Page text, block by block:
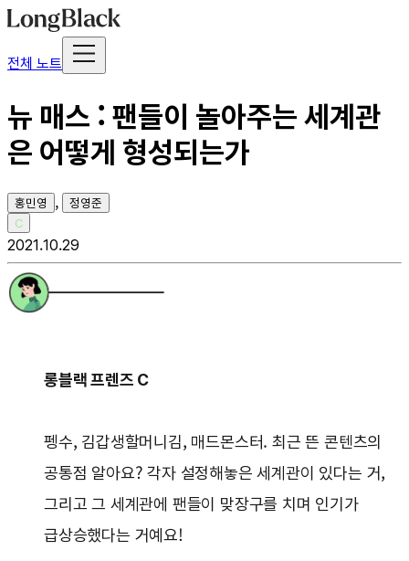
전체 노트
뉴 매스 : 팬들이 놀아주는 세계관
은 어떻게 형성되는가
홍민영 ,
정영준
C
2021.10.29
롱블랙 프렌즈 C
펭수, 김갑생할머니김, 매드몬스터. 최근 뜬 콘텐츠의
공통점 알아요? 각자 설정해놓은 세계관이 있다는 거,
그리고 그 세계관에 팬들이 맞장구를 치며 인기가
급상승했다는 거예요!